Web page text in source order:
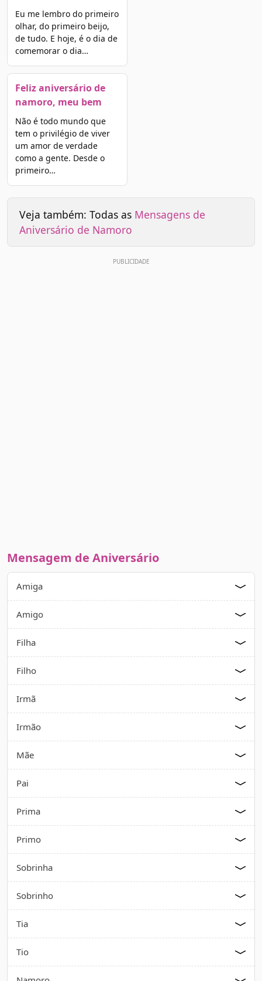
Eu me lembro do primeiro
olhar, do primeiro beijo,
de tudo. E hoje, é o dia de
comemorar o dia…
Feliz aniversário de
namoro, meu bem
Não é todo mundo que
tem o privilégio de viver
um amor de verdade
como a gente. Desde o
primeiro…
Veja também: Todas as Mensagens de
Aniversário de Namoro
Mensagem de Aniversário
Amiga
Amigo
Filha
Filho
Irmã
Irmão
Mãe
Pai
Prima
Primo
Sobrinha
Sobrinho
Tia
Tio